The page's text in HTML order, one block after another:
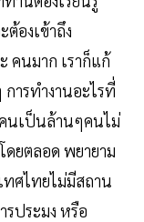
องเข้าถึง
คนมาก เราก็แก้
การทำงานอะไรที่
คนเป็นล้านๆคนไม่
ยตลอด พยายาม
ทศไทยไม่มีสถาน
ประมง หรือ